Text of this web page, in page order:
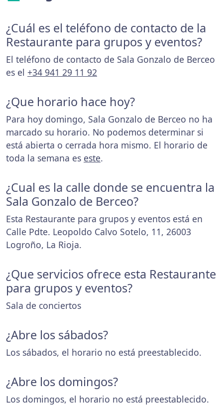
¿Cuál es el teléfono de contacto de la
Restaurante para grupos y eventos?
El teléfono de contacto de Sala Gonzalo de Berceo
es el +34 941 29 11 92
¿Que horario hace hoy?
Para hoy domingo, Sala Gonzalo de Berceo no ha
marcado su horario. No podemos determinar si
está abierta o cerrada hora mismo. El horario de
toda la semana es este.
¿Cual es la calle donde se encuentra la
Sala Gonzalo de Berceo?
Esta Restaurante para grupos y eventos está en
Calle Pdte. Leopoldo Calvo Sotelo, 11, 26003
Logroño, La Rioja.
¿Que servicios ofrece esta Restaurante
para grupos y eventos?
Sala de conciertos
¿Abre los sábados?
Los sábados, el horario no está preestablecido.
¿Abre los domingos?
Los domingos, el horario no está preestablecido.